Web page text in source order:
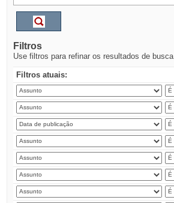
Filtros
Use filtros para refinar os resultados de busca.
Filtros atuais: